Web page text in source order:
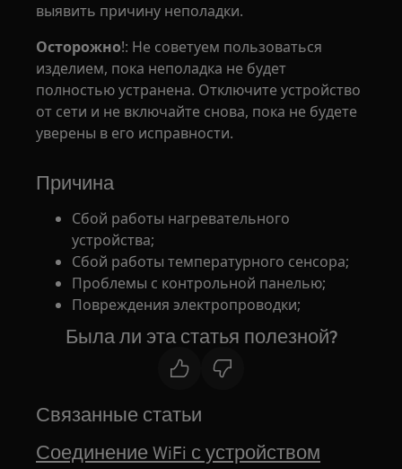
выявить причину неполадки.
Осторожно!: Не советуем пользоваться
изделием, пока неполадка не будет
полностью устранена. Отключите устройство
от сети и не включайте снова, пока не будете
уверены в его исправности.
Причина
Сбой работы нагревательного
устройства;
Сбой работы температурного сенсора;
Проблемы с контрольной панелью;
Повреждения электропроводки;
Была ли эта статья полезной?
Связанные статьи
Соединение WiFi с устройством